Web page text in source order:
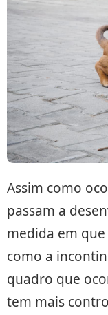
Assim como
passam a
medida em
como a
quadro que
tem mais